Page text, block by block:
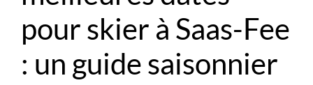
pour skier à Saas-Fee
: un guide saisonnier